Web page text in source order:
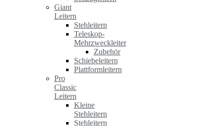
Giant
Leitern
Stehleitern
Teleskop-
Mehrzweckleiter
Zubehör
Schiebeleitern
Plattformleitern
Pro
Classic
Leitern
Kleine
Stehleitern
Stehleitern